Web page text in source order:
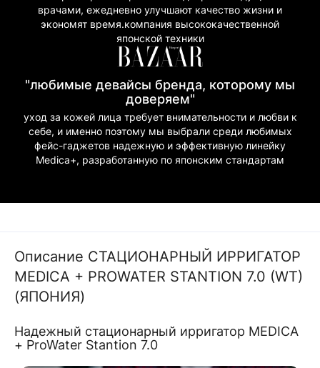
врачами, ежедневно улучшают качество жизни и
экономят время.компания высококачественной
японской техники
"любимые девайсы бренда, которому мы
доверяем"
уход за кожей лица требует внимательности и любви к
себе, и именно поэтому мы выбрали среди любимых
фейс-гаджетов надежную и эффективную линейку
Medica+, разработанную по японским стандартам
Описание СТАЦИОНАРНЫЙ ИРРИГАТОР
MEDICA + PROWATER STANTION 7.0 (WT)
(ЯПОНИЯ)
Надежный стационарный ирригатор MEDICA
+ ProWater Stantion 7.0